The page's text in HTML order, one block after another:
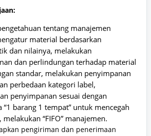
tentang manajemen
material berdasarkan
dan nilainya, melakukan
dan perlindungan terhadap material
standar, melakukan penyimpanan
perbedaan kategori label,
penyimpanan sesuai dengan
“1 barang 1 tempat” untuk mencegah
“FIFO” manajemen.
pengiriman dan penerimaan